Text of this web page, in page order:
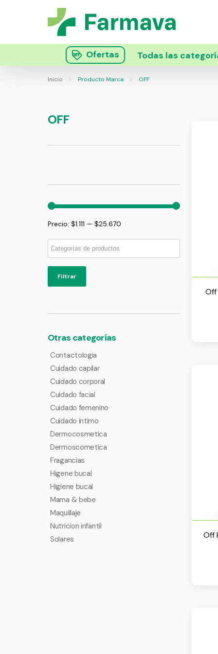
Ofertas Todas las
Inicio Producto Marca OFF
OFF
Precio: $1.111 — $25.670
Filtrar
Otras categorías
Contactologia
Cuidado capilar
Cuidado corporal
Cuidado facial
Cuidado femenino
Cuidado intimo
Dermocosmetica
Dermoscometica
Fragancias
Higene bucal
Higiene bucal
Mama & bebe
Maquillaje
Nutricion infantil
Solares
Off